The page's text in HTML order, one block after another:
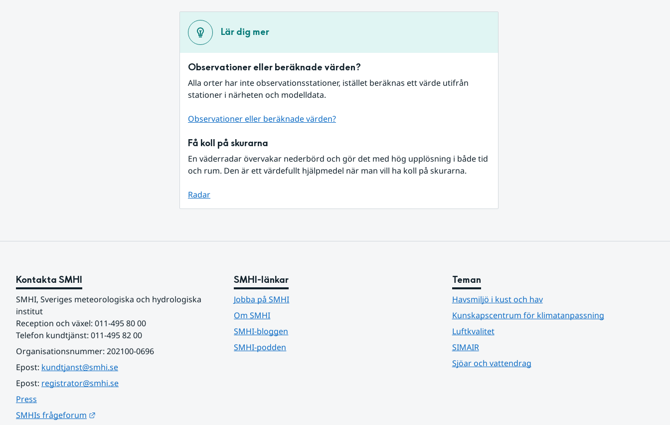
Lär dig mer
Observationer eller beräknade värden?
Alla orter har inte observationsstationer, istället beräknas ett värde utifrån
stationer i närheten och modelldata.
Observationer eller beräknade värden?
Få koll på skurarna
En väderradar övervakar nederbörd och gör det med hög upplösning i både tid
och rum. Den är ett värdefullt hjälpmedel när man vill ha koll på skurarna.
Radar
Kontakta SMHI
SMHI, Sveriges meteorologiska och hydrologiska
institut
Reception och växel: 011-495 80 00
Telefon kundtjänst: 011-495 82 00
Organisationsnummer: 202100-0696
Epost: kundtjanst@smhi.se
Epost: registrator@smhi.se
Press
SMHIs frågeforum
SMHI-länkar
Jobba på SMHI
Om SMHI
SMHI-bloggen
SMHI-podden
Teman
Havsmiljö i kust och hav
Kunskapscentrum för klimatanpassning
Luftkvalitet
SIMAIR
Sjöar och vattendrag